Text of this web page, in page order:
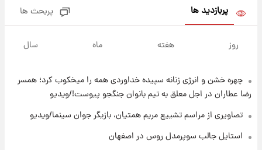
سود مشارکت چند درصد است؟
۲۱ ساعت پیش
کار استقلال و رامین رضاییان رسما تمام شد +
۲۲ ساعت پیش
پربازدید ها پربحث ها
روز هفته ماه سال
چهره خشن و انرژی زنانه سپیده خداوردی همه را میخکوب کرد؛ همسر
رضا عطاران در اجل معلق به تیم بانوان جنگجو پیوست!/ویدیو
تصاویری از مراسم تشییع مریم همتیان، بازیگر جوان سینما/ویدیو
استایل جالب سوپرمدل روس در اصفهان